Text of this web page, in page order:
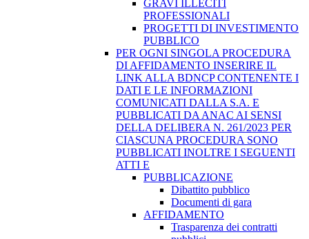
GRAVI ILLECITI
PROFESSIONALI
PROGETTI DI INVESTIMENTO
PUBBLICO
PER OGNI SINGOLA PROCEDURA
DI AFFIDAMENTO INSERIRE IL
LINK ALLA BDNCP CONTENENTE I
DATI E LE INFORMAZIONI
COMUNICATI DALLA S.A. E
PUBBLICATI DA ANAC AI SENSI
DELLA DELIBERA N. 261/2023 PER
CIASCUNA PROCEDURA SONO
PUBBLICATI INOLTRE I SEGUENTI
ATTI E
PUBBLICAZIONE
Dibattito pubblico
Documenti di gara
AFFIDAMENTO
Trasparenza dei contratti